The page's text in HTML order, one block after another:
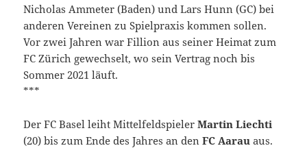
Nicholas Ammeter (Baden) und Lars Hunn (GC) bei
anderen Vereinen zu Spielpraxis kommen sollen.
Vor zwei Jahren war Fillion aus seiner Heimat zum
FC Zürich gewechselt, wo sein Vertrag noch bis
Sommer 2021 läuft.
***
Der FC Basel leiht MittelfeldspielerMartin Liechti
(20) bis zum Ende des Jahres an denFC Aarau aus.